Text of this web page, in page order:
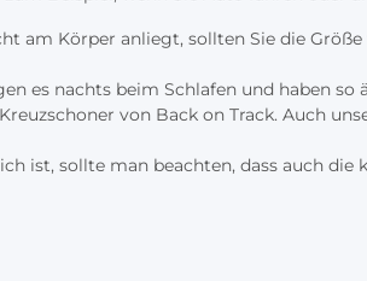
am Körper anliegt, sollten Sie die
es nachts beim Schlafen und haben
von Back on Track. Auch
ist, sollte man beachten, dass auch